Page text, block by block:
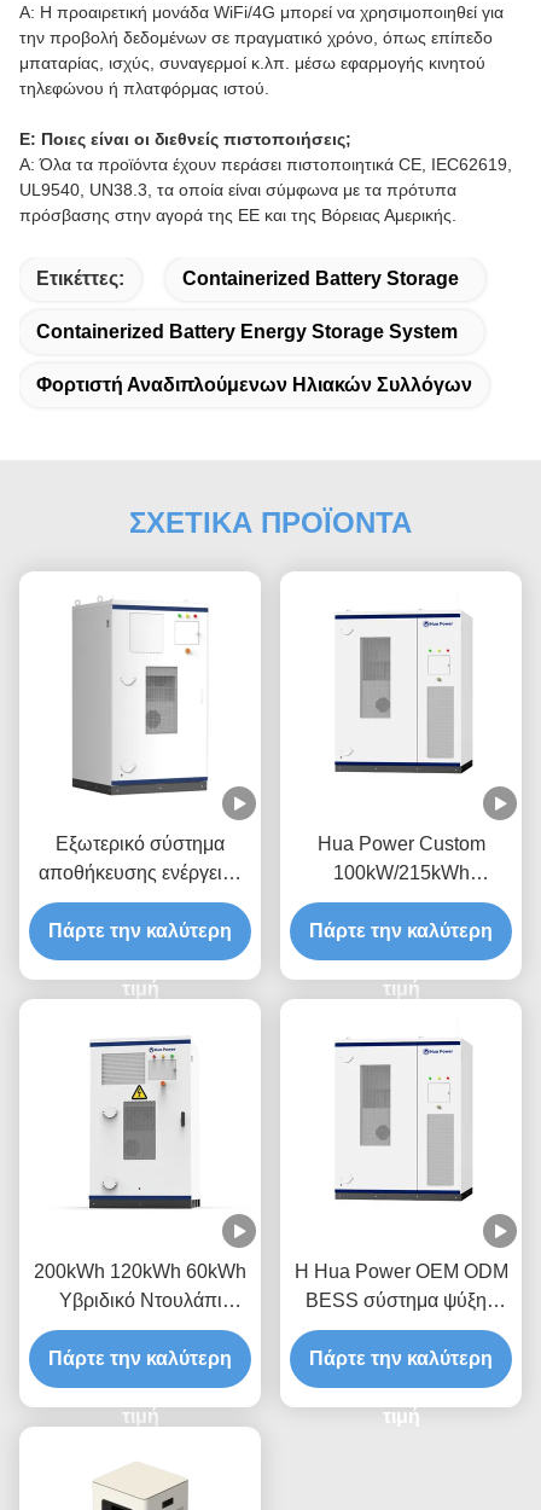
Α: Η προαιρετική μονάδα WiFi/4G μπορεί να χρησιμοποιηθεί για
την προβολή δεδομένων σε πραγματικό χρόνο, όπως επίπεδο
μπαταρίας, ισχύς, συναγερμοί κ.λπ. μέσω εφαρμογής κινητού
τηλεφώνου ή πλατφόρμας ιστού.
Ε: Ποιες είναι οι διεθνείς πιστοποιήσεις;
Α: Όλα τα προϊόντα έχουν περάσει πιστοποιητικά CE, IEC62619,
UL9540, UN38.3, τα οποία είναι σύμφωνα με τα πρότυπα
πρόσβασης στην αγορά της ΕΕ και της Βόρειας Αμερικής.
Ετικέττες: Containerized Battery Storage
Containerized Battery Energy Storage System
Φορτιστή Αναδιπλούμενων Ηλιακών Συλλόγων
ΣΧΕΤΙΚΑ ΠΡΟΪΟΝΤΑ
Εξωτερικό σύστημα
αποθήκευσης ενέργειας
100kW/200kWh Υβριδικό
σύστημα αποθήκευσης
ηλεκτρικής ενέργειας
Πάρτε την καλύτερη
τιμή
Hua Power Custom
100kW/215kWh
Εξωτερικό All-in-one
ψύξη αέρα ESS
Υπουργείο PV LiFePO4
Συστήματα αποθήκευσης
Πάρτε την καλύτερη
τιμή
200kWh 120kWh 60kWh
Υβριδικό Ντουλάπι
Αποθήκευσης Ενέργειας
On-Grid Off-Grid All-In-
One Βιομηχανικό
Σύστημα Αποθήκευσης
Ενέργειας
Πάρτε την καλύτερη
τιμή
Η Hua Power OEM ODM
BESS σύστημα ψύξης
αέρα 100kW/215kWh
δοχείο αποθήκευσης
ενέργειας με ονομαστική
χωρητικότητα 215,04KWh
Πάρτε την καλύτερη
τιμή